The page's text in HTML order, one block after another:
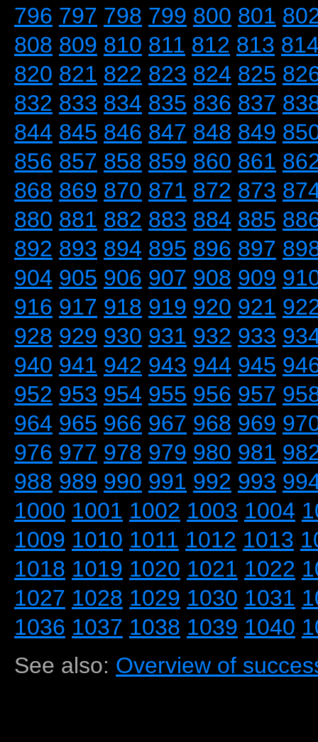
796 797 798 799 800 801
808 809 810 811 812 813
820 821 822 823 824 825
832 833 834 835 836 837
844 845 846 847 848 849
856 857 858 859 860 861
868 869 870 871 872 873
880 881 882 883 884 885
892 893 894 895 896 897
904 905 906 907 908 909
916 917 918 919 920 921
928 929 930 931 932 933
940 941 942 943 944 945
952 953 954 955 956 957
964 965 966 967 968 969
976 977 978 979 980 981
988 989 990 991 992 993
1000 1001 1002 1003 1004
1009 1010 1011 1012 1013
1018 1019 1020 1021 1022
1027 1028 1029 1030 1031
1036 1037 1038 1039 1040
See also: Overview of